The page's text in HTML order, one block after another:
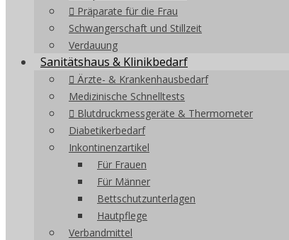
Präparate für die Frau
Schwangerschaft und Stillzeit
Verdauung
Sanitätshaus & Klinikbedarf
Ärzte- & Krankenhausbedarf
Medizinische Schnelltests
Blutdruckmessgeräte & Thermometer
Diabetikerbedarf
Inkontinenzartikel
Für Frauen
Für Männer
Bettschutzunterlagen
Hautpflege
Verbandmittel